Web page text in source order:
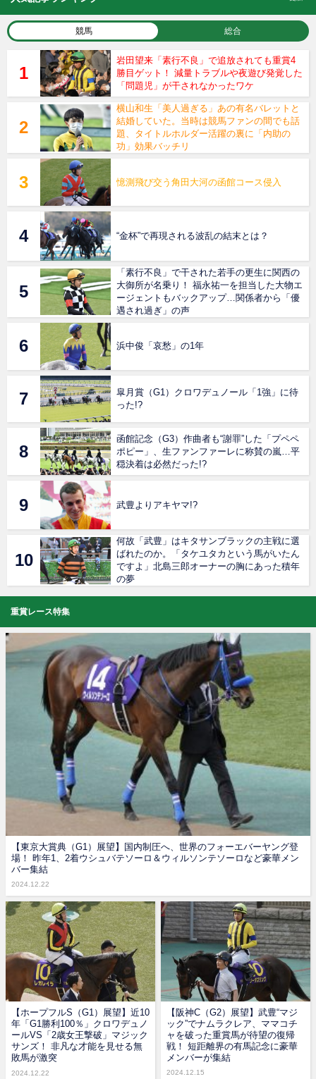
競馬 総合
岩田望来「素行不良」で追放されても重賞4
勝目ゲット！ 減量トラブルや夜遊び発覚した
「問題児」が干されなかったワケ
横山和生「美人過ぎる」あの有名バレットと
結婚していた。当時は競馬ファンの間でも話
題、タイトルホルダー活躍の裏に「内助の
功」効果バッチリ
憶測飛び交う角田大河の函館コース侵入
“金杯”で再現される波乱の結末とは？
「素行不良」で干された若手の更生に関西の
大御所が名乗り！ 福永祐一を担当した大物エ
ージェントもバックアップ…関係者から「優
遇され過ぎ」の声
浜中俊「哀愁」の1年
皐月賞（G1）クロワデュノール「1強」に待
った!?
函館記念（G3）作曲者も“謝罪”した「プペペ
ポピー」、生ファンファーレに称賛の嵐…平
穏決着は必然だった!?
武豊よりアキヤマ!?
何故「武豊」はキタサンブラックの主戦に選
ばれたのか。「タケユタカという馬がいたん
ですよ」北島三郎オーナーの胸にあった積年
の夢
重賞レース特集
【東京大賞典（G1）展望】国内制圧へ、世界のフォーエバーヤング登
場！ 昨年1、2着ウシュバテソーロ＆ウィルソンテソーロなど豪華メン
バー集結
2024.12.22
【ホープフルS（G1）展望】近10
年「G1勝利100％」クロワデュノ
ールVS「2歳女王撃破」マジック
サンズ！ 非凡な才能を見せる無
敗馬が激突
2024.12.22
【阪神C（G2）展望】武豊“マジ
ック”でナムラクレア、ママコチ
ャを破った重賞馬が待望の復帰
戦！ 短距離界の有馬記念に豪華
メンバーが集結
2024.12.15